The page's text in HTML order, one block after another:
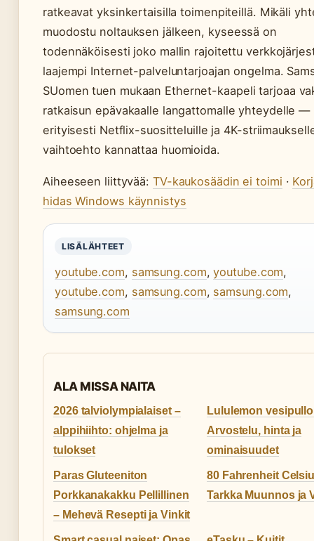
ratkeavat yksinkertaisilla toimenpiteillä. Mikäli
muodostu noltauksen jälkeen, kyseessä on
todennäköisesti joko mallin rajoitettu
laajempi Internet-palveluntarjoajan ongelma.
SUomen tuen mukaan Ethernet-kaapeli tarjoaa
ratkaisun epävakaalle langattomalle yhteydelle —
erityisesti Netflix-suositteluille ja 4K-
vaihtoehto kannattaa huomioida.
Aiheeseen liittyvää: TV-kaukosäädin ei toimi ·
hidas Windows käynnistys
LISÄLÄHTEET
youtube.com, samsung.com,youtube.com,
youtube.com, samsung.com, samsung.com,
samsung.com
ALA MISSA NAITA
2026 talviolympialaiset –
alppihiihto: ohjelma ja
tulokset
Lululemon
Arvostelu, hinta ja
ominaisuudet
Paras Gluteeniton
Porkkanakakku Pellillinen
– Mehevä Resepti ja Vinkit
80 Fahrenheit
Tarkka Muunnos ja